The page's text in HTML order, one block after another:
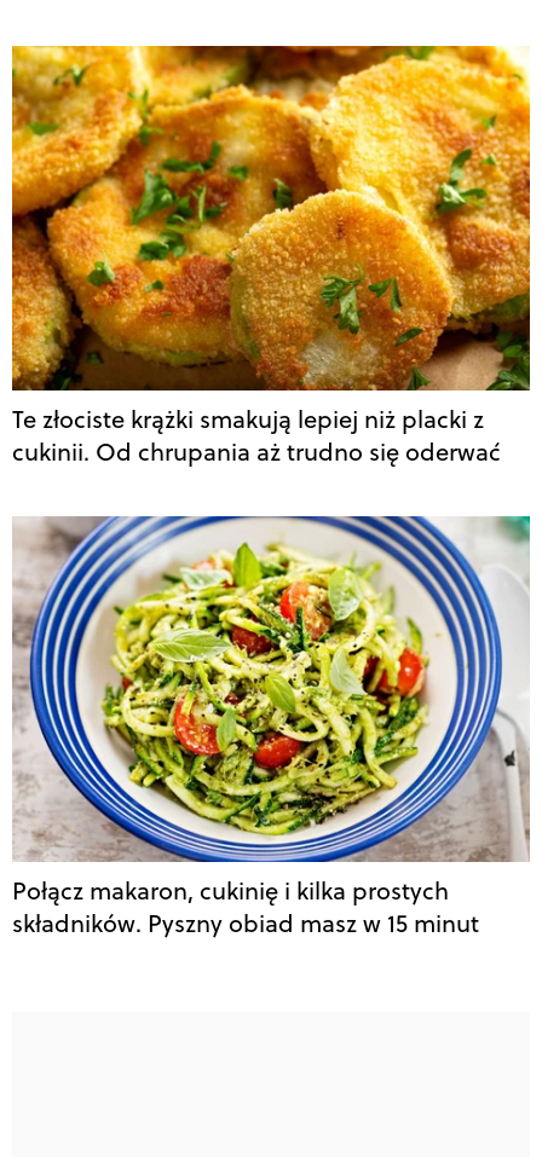
Te złociste krążki smakują lepiej niż placki z
cukinii. Od chrupania aż trudno się oderwać
Połącz makaron, cukinię i kilka prostych
składników. Pyszny obiad masz w 15 minut